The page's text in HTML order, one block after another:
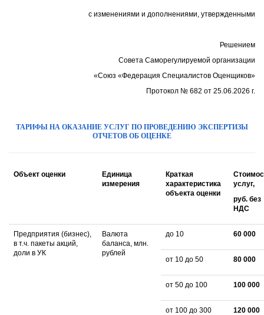
с изменениями и дополнениями, утвержденными
Решением
Совета Саморегулируемой организации
«Союз «Федерация Специалистов Оценщиков»
Протокол № 682 от 25.06.2026 г.
ТАРИФЫ НА ОКАЗАНИЕ УСЛУГ ПО ПРОВЕДЕНИЮ ЭКСПЕРТИЗЫ
ОТЧЕТОВ ОБ ОЦЕНКЕ
Объект оценки
Единица
измерения
Краткая
характеристика
объекта оценки
услуг,
руб. без
НДС
Предприятия (бизнес),
в т.ч. пакеты акций,
доли в УК
Валюта
баланса, млн.
рублей
до 10 60 000
от 10 до 50 80 000
от 50 до 100 100 000
от 100 до 300 120 000